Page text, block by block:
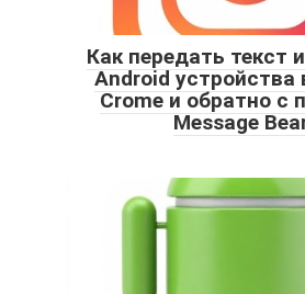
Как передать текст
Android устройства
Crome и обратно с
Message